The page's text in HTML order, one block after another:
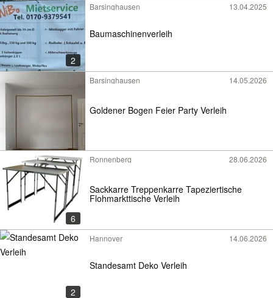
2
Barsinghausen 13.04.2025
Baumaschinenverleih
Barsinghausen 14.05.2026
Goldener Bogen Feier Party Verleih
6
Ronnenberg 28.06.2026
Sackkarre Treppenkarre Tapeziertische
Flohmarkttische Verleih
2
Hannover 14.06.2026
Standesamt Deko Verleih